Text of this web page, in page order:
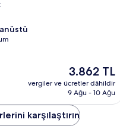
Güncel
fiyat:
3.862 TL
3.862 TL
vergiler ve ücretler dâhildir
9 Ağu - 10 Ağu
karşılaştırın